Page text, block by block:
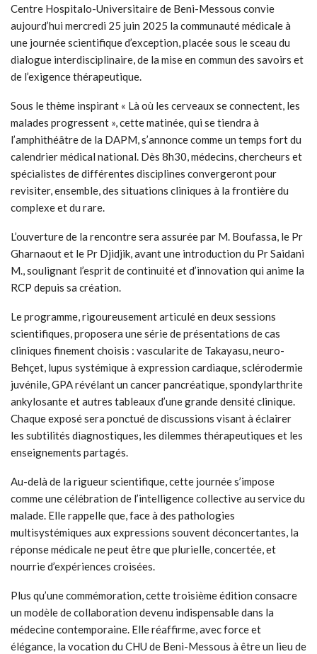
Centre Hospitalo-Universitaire de Beni-Messous convie
aujourd’hui mercredi 25 juin 2025 la communauté médicale à
une journée scientifique d’exception, placée sous le sceau du
dialogue interdisciplinaire, de la mise en commun des savoirs et
de l’exigence thérapeutique.
Sous le thème inspirant « Là où les cerveaux se connectent, les
malades progressent », cette matinée, qui se tiendra à
l’amphithéâtre de la DAPM, s’annonce comme un temps fort du
calendrier médical national. Dès 8h30, médecins, chercheurs et
spécialistes de différentes disciplines convergeront pour
revisiter, ensemble, des situations cliniques à la frontière du
complexe et du rare.
L’ouverture de la rencontre sera assurée par M. Boufassa, le Pr
Gharnaout et le Pr Djidjik, avant une introduction du Pr Saidani
M., soulignant l’esprit de continuité et d’innovation qui anime la
RCP depuis sa création.
Le programme, rigoureusement articulé en deux sessions
scientifiques, proposera une série de présentations de cas
cliniques finement choisis : vascularite de Takayasu, neuro-
Behçet, lupus systémique à expression cardiaque, sclérodermie
juvénile, GPA révélant un cancer pancréatique, spondylarthrite
ankylosante et autres tableaux d’une grande densité clinique.
Chaque exposé sera ponctué de discussions visant à éclairer
les subtilités diagnostiques, les dilemmes thérapeutiques et les
enseignements partagés.
Au-delà de la rigueur scientifique, cette journée s’impose
comme une célébration de l’intelligence collective au service du
malade. Elle rappelle que, face à des pathologies
multisystémiques aux expressions souvent déconcertantes, la
réponse médicale ne peut être que plurielle, concertée, et
nourrie d’expériences croisées.
Plus qu’une commémoration, cette troisième édition consacre
un modèle de collaboration devenu indispensable dans la
médecine contemporaine. Elle réaffirme, avec force et
élégance, la vocation du CHU de Beni-Messous à être un lieu de